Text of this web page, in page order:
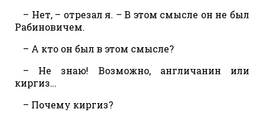
– Нет, – отрезал я. – В этом смысле он не был
Рабиновичем.
– А кто он был в этом смысле?
– Не знаю! Возможно, англичанин или
киргиз…
– Почему киргиз?